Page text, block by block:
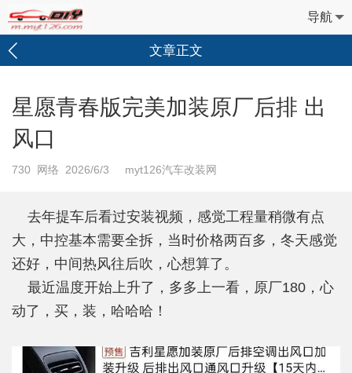
导航
文章正文
星愿青春版完美加装原厂后排 出
风口
730 网络 2026/6/3 myt126汽车改装网
去年提车后看过安装视频，感觉工程量稍微有点
大，中控基本需要全拆，当时价格两百多，冬天感觉
还好，中间热风往后吹，心想算了。
最近温度开始上升了，多多上一看，原厂180，心
动了，买，装，哈哈哈！